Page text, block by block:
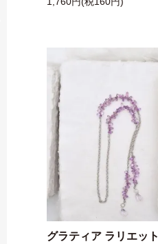
グラティア ラリエット